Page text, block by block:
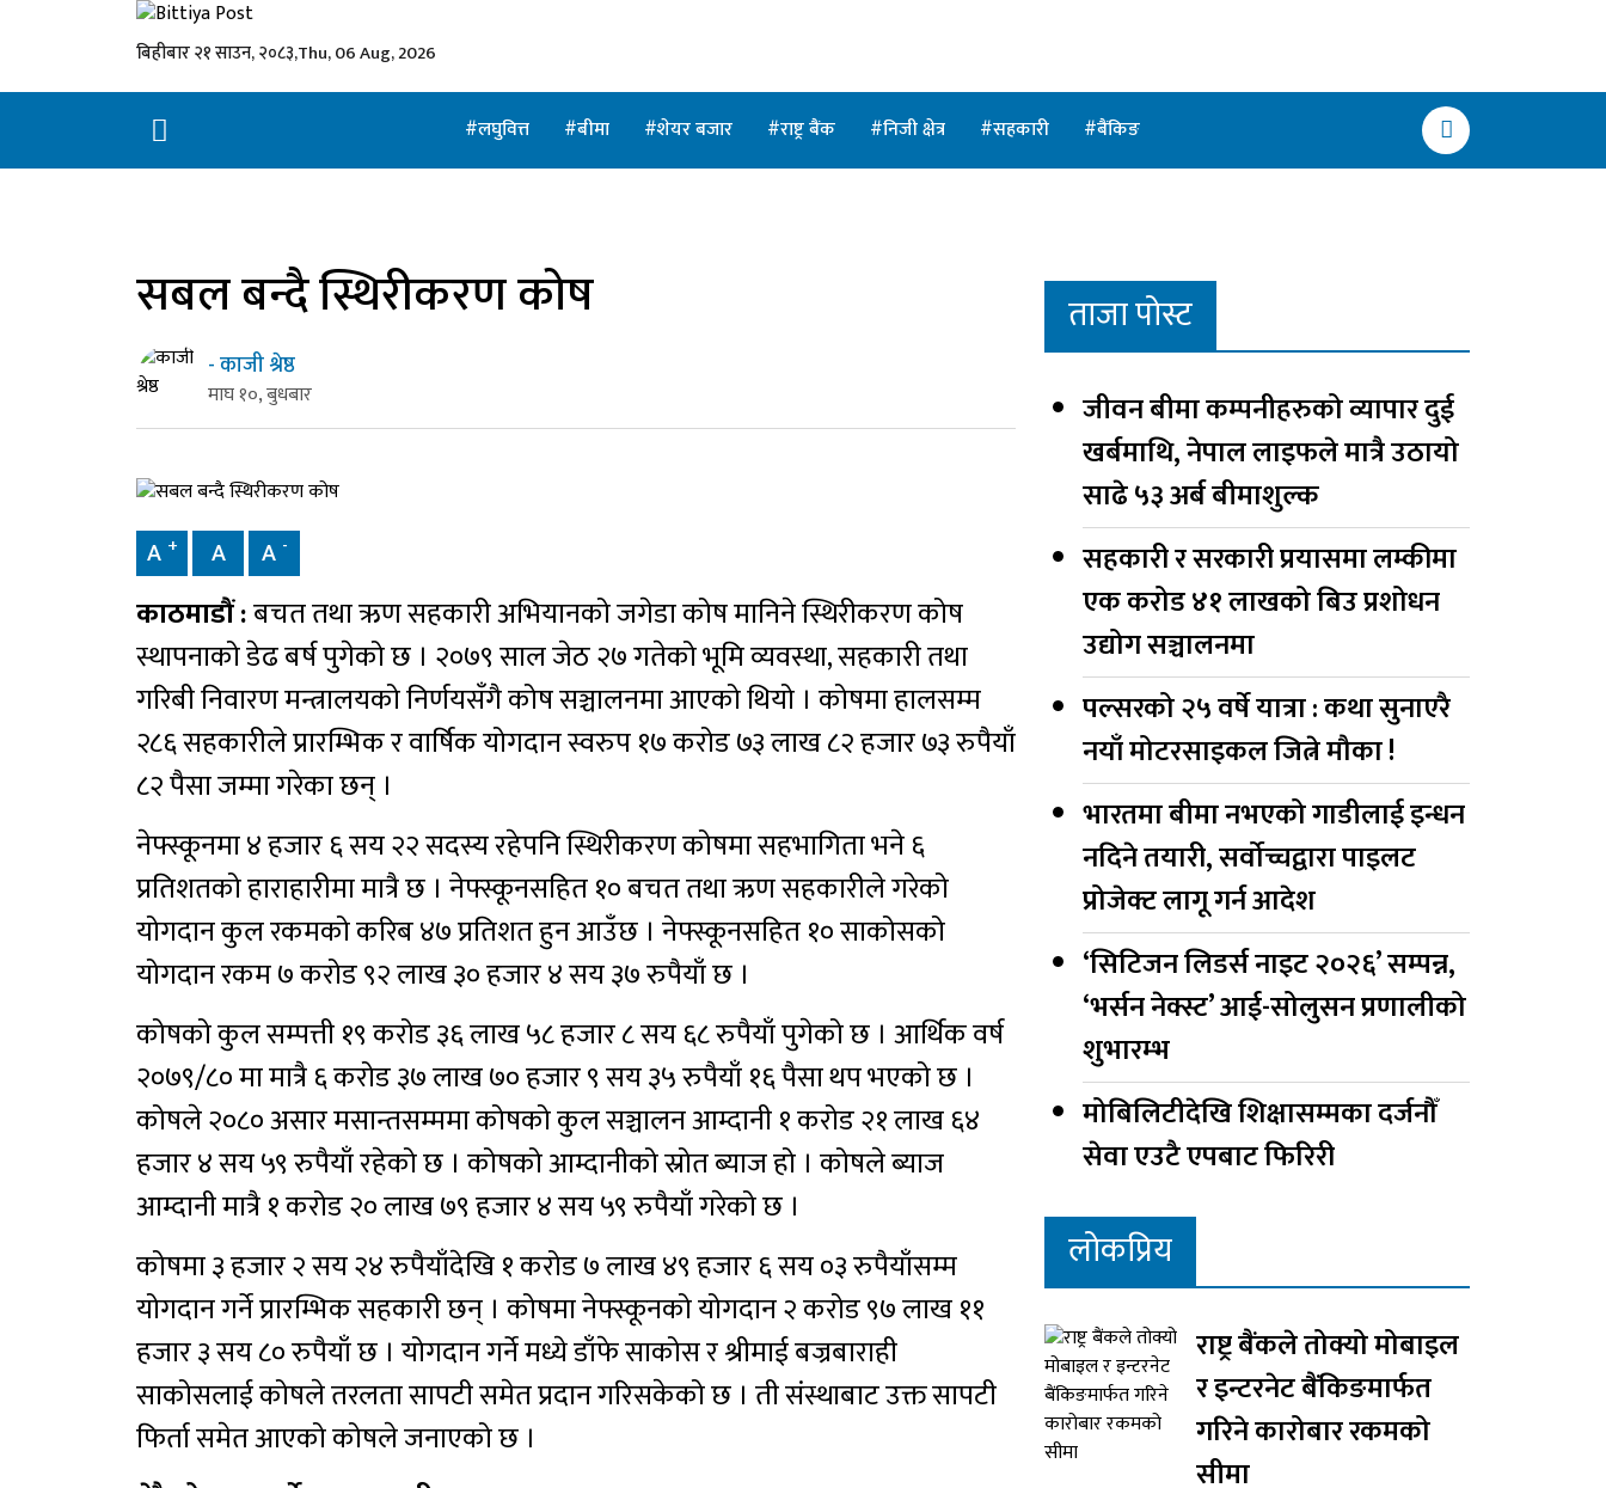
बिहीबार २१ साउन, २०८३,Thu, 06 Aug, 2026
लघुवित्त बीमा शेयर बजार राष्ट्र बैंक निजी क्षेत्र सहकारी बैंकिङ
सबल बन्दै स्थिरीकरण कोष
- काजी श्रेष्ठ
माघ १०, बुधबार
A + A A -
काठमाडौं :बचत तथा ऋण सहकारी अभियानको जगेडा कोष मानिने स्थिरीकरण कोष
स्थापनाको डेढ बर्ष पुगेको छ । २०७९ साल जेठ २७ गतेको भूमि व्यवस्था, सहकारी तथा
गरिबी निवारण मन्त्रालयको निर्णयसँगै कोष सञ्चालनमा आएको थियो । कोषमा हालसम्म
२८६ सहकारीले प्रारम्भिक र वार्षिक योगदान स्वरुप १७ करोड ७३ लाख ८२ हजार ७३ रुपैयाँ
८२ पैसा जम्मा गरेका छन् ।
नेफ्स्कूनमा ४ हजार ६ सय २२ सदस्य रहेपनि स्थिरीकरण कोषमा सहभागिता भने ६
प्रतिशतको हाराहारीमा मात्रै छ । नेफ्स्कूनसहित १० बचत तथा ऋण सहकारीले गरेको
योगदान कुल रकमको करिब ४७ प्रतिशत हुन आउँछ । नेफ्स्कूनसहित १० साकोसको
योगदान रकम ७ करोड ९२ लाख ३० हजार ४ सय ३७ रुपैयाँ छ ।
कोषको कुल सम्पत्ती १९ करोड ३६ लाख ५८ हजार ८ सय ६८ रुपैयाँ पुगेको छ । आर्थिक वर्ष
२०७९/८० मा मात्रै ६ करोड ३७ लाख ७० हजार ९ सय ३५ रुपैयाँ १६ पैसा थप भएको छ ।
कोषले २०८० असार मसान्तसम्ममा कोषको कुल सञ्चालन आम्दानी १ करोड २१ लाख ६४
हजार ४ सय ५९ रुपैयाँ रहेको छ । कोषको आम्दानीको स्रोत ब्याज हो । कोषले ब्याज
आम्दानी मात्रै १ करोड २० लाख ७९ हजार ४ सय ५९ रुपैयाँ गरेको छ ।
कोषमा ३ हजार २ सय २४ रुपैयाँदेखि १ करोड ७ लाख ४९ हजार ६ सय ०३ रुपैयाँसम्म
योगदान गर्ने प्रारम्भिक सहकारी छन् । कोषमा नेफ्स्कूनको योगदान २ करोड ९७ लाख ११
हजार ३ सय ८० रुपैयाँ छ । योगदान गर्ने मध्ये डाँफे साकोस र श्रीमाई बज्रबाराही
साकोसलाई कोषले तरलता सापटी समेत प्रदान गरिसकेको छ । ती संस्थाबाट उक्त सापटी
फिर्ता समेत आएको कोषले जनाएको छ ।
ताजा पोस्ट
जीवन बीमा कम्पनीहरुको व्यापार दुई
खर्बमाथि, नेपाल लाइफले मात्रै उठायो
साढे ५३ अर्ब बीमाशुल्क
सहकारी र सरकारी प्रयासमा लम्कीमा
एक करोड ४१ लाखको बिउ प्रशोधन
उद्योग सञ्चालनमा
पल्सरको २५ वर्षे यात्रा : कथा सुनाएरै
नयाँ मोटरसाइकल जित्ने मौका !
भारतमा बीमा नभएको गाडीलाई इन्धन
नदिने तयारी, सर्वोच्चद्वारा पाइलट
प्रोजेक्ट लागू गर्न आदेश
‘सिटिजन लिडर्स नाइट २०२६’ सम्पन्न,
‘भर्सन नेक्स्ट’ आई-सोलुसन प्रणालीको
शुभारम्भ
मोबिलिटीदेखि शिक्षासम्मका दर्जनौँ
सेवा एउटै एपबाट फिरिरी
लोकप्रिय
राष्ट्र बैंकले तोक्यो मोबाइल
र इन्टरनेट बैंकिङमार्फत
गरिने कारोबार रकमको
सीमा